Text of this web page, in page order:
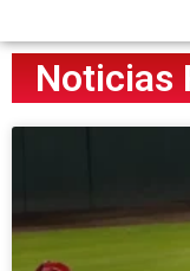
Noticias